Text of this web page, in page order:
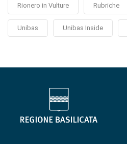
Rionero in Vulture Rubriche
Unibas Unibas Inside